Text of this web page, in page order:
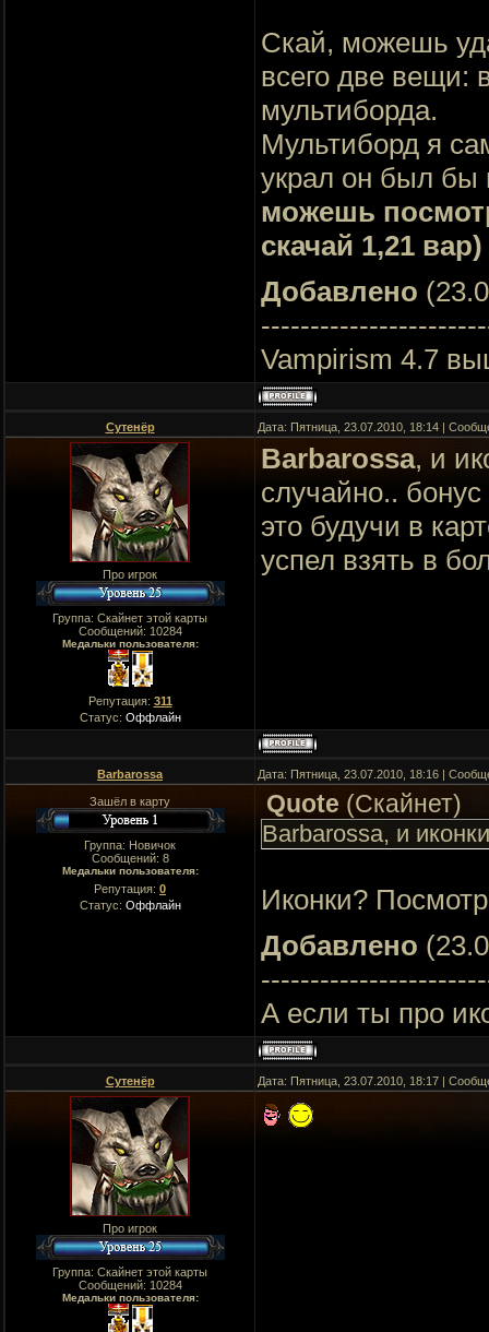
апгрейдов, до
разговора не было,
общался на эту
Скай, можешь
всего две вещи:
мультиборда.
Мультиборд я
украл он был бы
можешь
скачай 1,21 вар)
Добавлено
Vampirism 4.7
Сутенёр Дата: Пятница, 23.07.2010, 18:14 |
Про игрок
Группа: Скайнет этой карты
Сообщений: 10284
Медальки пользователя:
Репутация: 311
Статус: Оффлайн
Barbarossa, и
случайно..
это будучи в
успел взять в
Barbarossa Дата: Пятница, 23.07.2010, 18:16 |
Зашёл в карту
Группа: Новичок
Сообщений: 8
Медальки пользователя:
Репутация: 0
Статус: Оффлайн
Quote (Скайнет)
Barbarossa, и
Иконки?
Добавлено
А если ты про
Сутенёр Дата: Пятница, 23.07.2010, 18:17 |
Про игрок
Группа: Скайнет этой карты
Сообщений: 10284
Медальки пользователя: